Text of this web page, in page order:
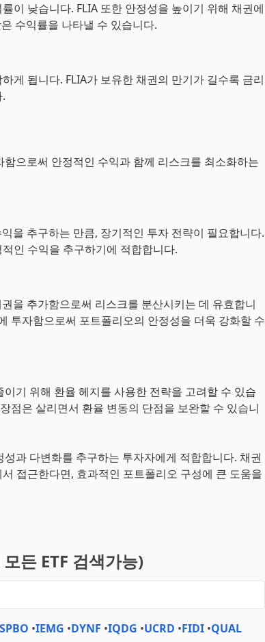
이 낮습니다. FLIA 또한 안정성을 높이기 위해 채권에
수익률을 나타낼 수 있습니다.
게 됩니다. FLIA가 보유한 채권의 만기가 길수록 금리
으로써 안정적인 수익과 함께 리스크를 최소화하는
을 추구하는 만큼, 장기적인 투자 전략이 필요합니다.
인 수익을 추구하기에 적합합니다.
을 추가함으로써 리스크를 분산시키는 데 유효합니
투자함으로써 포트폴리오의 안정성을 더욱 강화할 수
기 위해 환율 헤지를 사용한 전략을 고려할 수 있습
점은 살리면서 환율 변동의 단점을 보완할 수 있습니
과 다변화를 추구하는 투자자에게 적합합니다. 채권
접근한다면, 효과적인 포트폴리오 구성에 큰 도움을
든 ETF 검색가능)
SPBO •IEMG •DYNF •IQDG •UCRD •FIDI •QUAL